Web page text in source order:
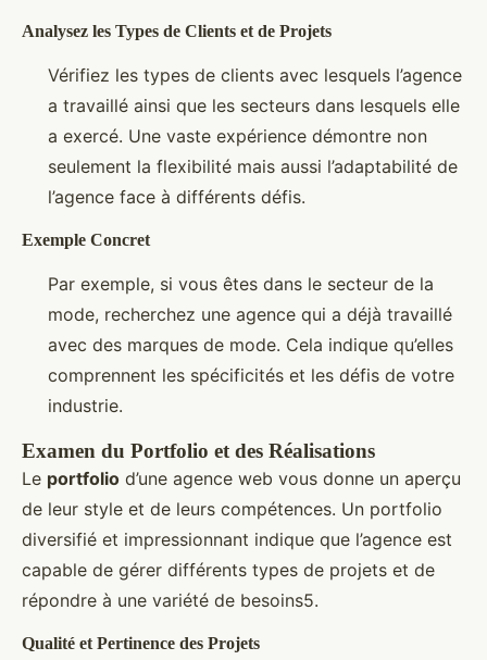
Analysez les Types de Clients et de Projets
Vérifiez les types de clients avec lesquels l’agence
a travaillé ainsi que les secteurs dans lesquels elle
a exercé. Une vaste expérience démontre non
seulement la flexibilité mais aussi l’adaptabilité de
l’agence face à différents défis.
Exemple Concret
Par exemple, si vous êtes dans le secteur de la
mode, recherchez une agence qui a déjà travaillé
avec des marques de mode. Cela indique qu’elles
comprennent les spécificités et les défis de votre
industrie.
Examen du Portfolio et des Réalisations
Le portfolio d’une agence web vous donne un aperçu
de leur style et de leurs compétences. Un portfolio
diversifié et impressionnant indique que l’agence est
capable de gérer différents types de projets et de
répondre à une variété de besoins5.
Qualité et Pertinence des Projets